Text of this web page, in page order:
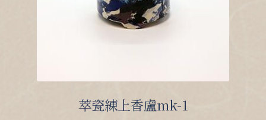
萃瓷練上香盧mk-1